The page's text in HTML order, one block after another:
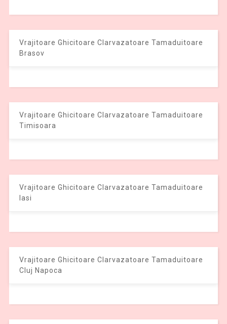
Vrajitoare Ghicitoare Clarvazatoare Tamaduitoare
Brasov
Vrajitoare Ghicitoare Clarvazatoare Tamaduitoare
Timisoara
Vrajitoare Ghicitoare Clarvazatoare Tamaduitoare
Iasi
Vrajitoare Ghicitoare Clarvazatoare Tamaduitoare
Cluj Napoca